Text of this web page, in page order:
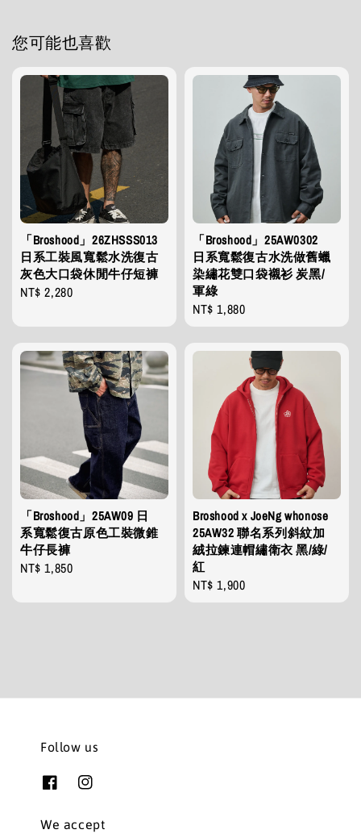
您可能也喜歡
「Broshood」26ZHSSS013
日系工裝風寬鬆水洗復古
灰色大口袋休閒牛仔短褲
Regular
NT$ 2,280
「Broshood」25AW0302
日系寬鬆復古水洗做舊蠟
染繡花雙口袋襯衫 炭黑/
軍綠
Regular
price
NT$ 1,880
「Broshood」25AW09 日
系寬鬆復古原色工裝微錐
牛仔長褲
Regular
NT$ 1,850
Broshood x JoeNg whonose
25AW32 聯名系列斜紋加
絨拉鍊連帽繡衛衣 黑/綠/
紅
Regular
price
NT$ 1,900
Follow us
We accept